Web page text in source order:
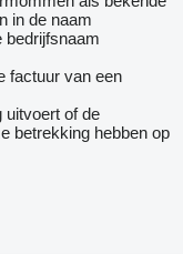
in de naam
bedrijfsnaam
factuur van een
uitvoert of de
betrekking hebben op